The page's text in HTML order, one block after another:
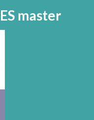
master